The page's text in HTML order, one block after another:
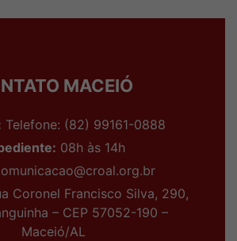
MACEIÓ
Telefone: (82) 99161-0888
08h às 14h
Coronel Francisco Silva, 290,
– CEP 57052-190 –
Maceió/AL